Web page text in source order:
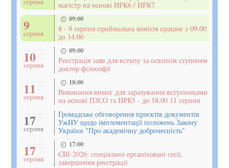
магістр на основі НРК6 / НРК7
9
серпня
09:00
8 - 9 серпня приймальна комісія працює з 09:00
до 14:00
10
серпня
09:00
Реєстрація заяв для вступу за освітнім ступенем
доктор філософії
11
серпня
18:00
Виконання вимог для зарахування вступниками
на основі ПЗСО та НРК5 - до 18:00 11 серпня
17
серпня
Громадське обговорення проєктів документів
УжНУ щодо імплементації положень Закону
України "Про академічну доброчесність"
17
серпня
17:00
ЄВІ-2026: спеціально організовані сесії,
завершення реєстрації